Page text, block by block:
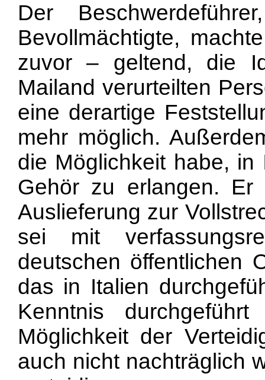
Der
Bevollmächtigte,
zuvor – geltend, die
Mailand verurteilten
eine derartige
mehr möglich.
die Möglichkeit habe, in
Gehör zu erlangen. Er
Auslieferung zur
sei mit
deutschen öffentlichen
das in Italien
Kenntnis
Möglichkeit der
auch nicht nachträglich